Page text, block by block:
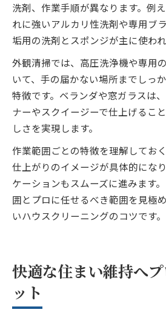
洗剤、作業手順が異なります。例
れに強いアルカリ性洗剤や専用ブ
垢用の洗剤とスポンジが主に使われ
外観清掃では、高圧洗浄機や専用
いて、手の届かない場所までしっ
特徴です。ベランダや窓ガラスは
ナーやスクイージーで仕上げるこ
しさを実現します。
作業範囲ごとの特徴を理解してお
仕上がりのイメージが具体的にな
ケーションもスムーズに進みます
囲とプロに任せるべき範囲を見極
いハウスクリーニングのコツです。
快適な住まい維持へ
ット